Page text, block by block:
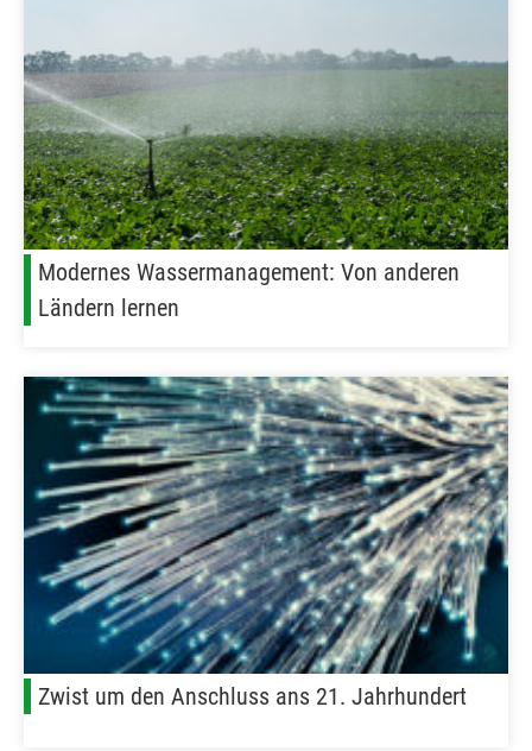
Modernes Wassermanagement: Von anderen
Ländern lernen
Zwist um den Anschluss ans 21. Jahrhundert